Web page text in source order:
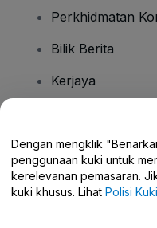
Perkhidmatan
Bilik Berita
Kerjaya
Pusat Bantuan /
Dengan mengklik
penggunaan kuki untuk
kerelevanan pemasaran.
kuki khusus. Lihat Polisi Kuki